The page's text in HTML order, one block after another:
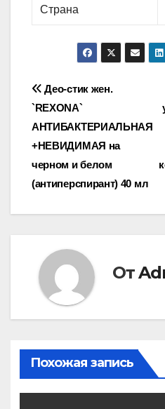
Страна
Навигация
по
записям
Део-стик жен.
`REXONA`
АНТИБАКТЕРИАЛЬНАЯ
+НЕВИДИМАЯ на
черном и белом
(антиперспирант) 40 мл
От
Похожая запись